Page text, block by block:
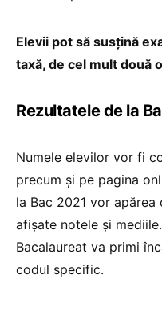
Elevii pot să susțină
taxă, de cel mult două
Rezultatele de la
Numele elevilor vor fi
precum și pe pagina
la Bac 2021 vor
afișate notele și
Bacalaureat va primi
codul specific.